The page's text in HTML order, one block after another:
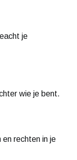
je
wie je bent.
rechten in je